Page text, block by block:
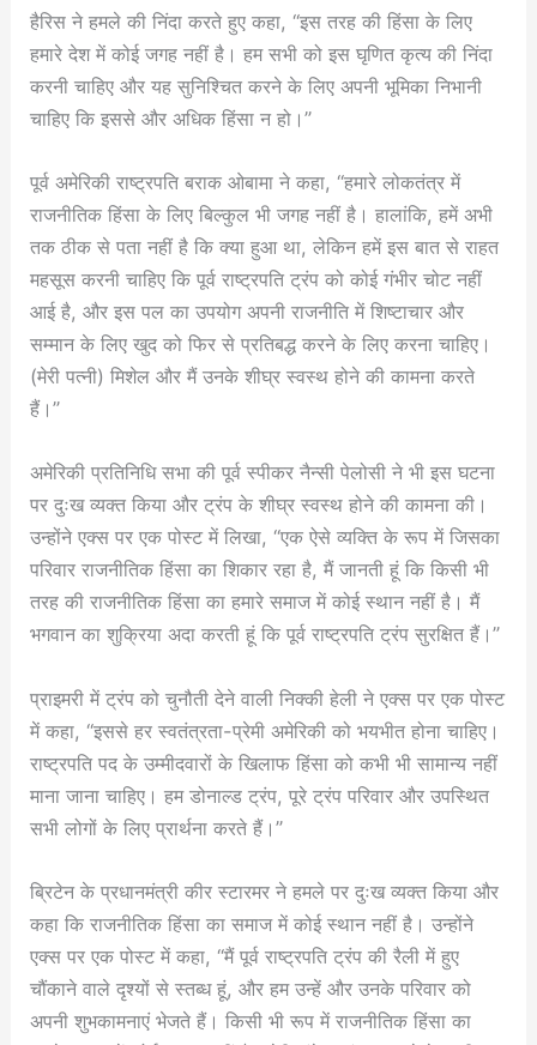
हैरिस ने हमले की निंदा करते हुए कहा, “इस तरह की हिंसा के लिए
हमारे देश में कोई जगह नहीं है। हम सभी को इस घृणित कृत्य की निंदा
करनी चाहिए और यह सुनिश्चित करने के लिए अपनी भूमिका निभानी
चाहिए कि इससे और अधिक हिंसा न हो।”
पूर्व अमेरिकी राष्ट्रपति बराक ओबामा ने कहा, “हमारे लोकतंत्र में
राजनीतिक हिंसा के लिए बिल्कुल भी जगह नहीं है। हालांकि, हमें अभी
तक ठीक से पता नहीं है कि क्या हुआ था, लेकिन हमें इस बात से राहत
महसूस करनी चाहिए कि पूर्व राष्ट्रपति ट्रंप को कोई गंभीर चोट नहीं
आई है, और इस पल का उपयोग अपनी राजनीति में शिष्टाचार और
सम्मान के लिए खुद को फिर से प्रतिबद्ध करने के लिए करना चाहिए।
(मेरी पत्नी) मिशेल और मैं उनके शीघ्र स्वस्थ होने की कामना करते
हैं।”
अमेरिकी प्रतिनिधि सभा की पूर्व स्पीकर नैन्सी पेलोसी ने भी इस घटना
पर दुःख व्यक्त किया और ट्रंप के शीघ्र स्वस्थ होने की कामना की।
उन्होंने एक्स पर एक पोस्ट में लिखा, “एक ऐसे व्यक्ति के रूप में जिसका
परिवार राजनीतिक हिंसा का शिकार रहा है, मैं जानती हूं कि किसी भी
तरह की राजनीतिक हिंसा का हमारे समाज में कोई स्थान नहीं है। मैं
भगवान का शुक्रिया अदा करती हूं कि पूर्व राष्ट्रपति ट्रंप सुरक्षित हैं।”
प्राइमरी में ट्रंप को चुनौती देने वाली निक्की हेली ने एक्स पर एक पोस्ट
में कहा, “इससे हर स्वतंत्रता-प्रेमी अमेरिकी को भयभीत होना चाहिए।
राष्ट्रपति पद के उम्मीदवारों के खिलाफ हिंसा को कभी भी सामान्य नहीं
माना जाना चाहिए। हम डोनाल्ड ट्रंप, पूरे ट्रंप परिवार और उपस्थित
सभी लोगों के लिए प्रार्थना करते हैं।”
ब्रिटेन के प्रधानमंत्री कीर स्टारमर ने हमले पर दुःख व्यक्त किया और
कहा कि राजनीतिक हिंसा का समाज में कोई स्थान नहीं है। उन्होंने
एक्स पर एक पोस्ट में कहा, “मैं पूर्व राष्ट्रपति ट्रंप की रैली में हुए
चौंकाने वाले दृश्यों से स्तब्ध हूं, और हम उन्हें और उनके परिवार को
अपनी शुभकामनाएं भेजते हैं। किसी भी रूप में राजनीतिक हिंसा का